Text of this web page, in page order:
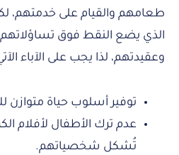
طعامهم والقيام على خدمتهم،
الذي يضع النقط فوق تساؤلاتهم
وعقيدتهم، لذا يجب على الآباء
توفير أسلوب حياة متوازن
عدم ترك الأطفال لأفلام
تُشكل شخصياتهم.